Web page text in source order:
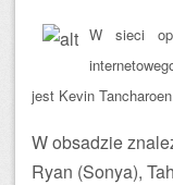
W sieci
jest Kevin
W obsadzie
Ryan (Sonya),